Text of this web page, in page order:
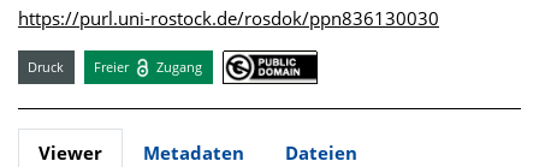
https://purl.uni-rostock.de/rosdok/ppn836130030
Druck Freier Zugang
Viewer Metadaten Dateien